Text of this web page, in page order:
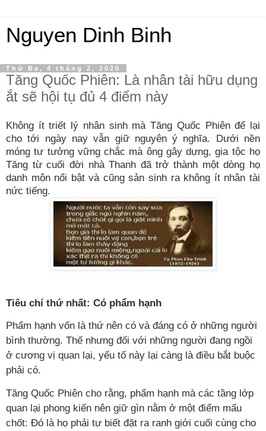
Nguyen Dinh Binh
Thứ Ba, 4 tháng 2, 2020
Tăng Quốc Phiên: Là nhân tài hữu dụng
ắt sẽ hội tụ đủ 4 điểm này
Không ít triết lý nhân sinh mà Tăng Quốc Phiên để lại
cho tới ngày nay vẫn giữ nguyên ý nghĩa. Dưới nền
móng tư tưởng vững chắc mà ông gây dựng, gia tộc họ
Tăng từ cuối đời nhà Thanh đã trở thành một dòng họ
danh môn nổi bật và cũng sản sinh ra không ít nhân tài
nức tiếng.
Tiêu chí thứ nhất: Có phẩm hạnh
Phẩm hạnh vốn là thứ nên có và đáng có ở những người
bình thường. Thế nhưng đối với những người đang ngồi
ở cương vị quan lại, yếu tố này lại càng là điều bắt buộc
phải có.
Tăng Quốc Phiên cho rằng, phẩm hạnh mà các tầng lớp
quan lại phong kiến nên giữ gìn nằm ở một điểm mấu
chốt: Đó là họ phải tự biết đặt ra ranh giới cuối cùng cho